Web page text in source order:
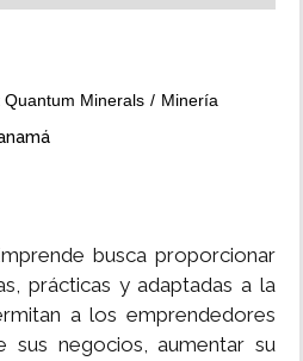
Quantum Minerals Minería
busca proporcionar
prácticas y adaptadas a la
a los emprendedores
sus negocios, aumentar su